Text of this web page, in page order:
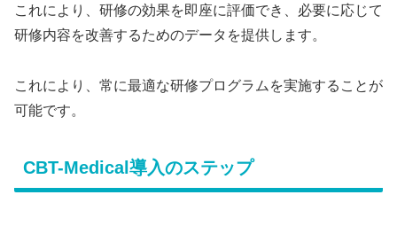
これにより、研修の効果を即座に評価でき、必要に応じて
研修内容を改善するためのデータを提供します。
これにより、常に最適な研修プログラムを実施することが
可能です。
CBT-Medical導入のステップ